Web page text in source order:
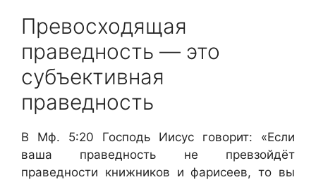
Превосходящая
праведность — это
субъективная
праведность
В Мф. 5:20 Господь Иисус говорит: «Если
ваша праведность не превзойдёт
праведности книжников и фарисеев, то вы